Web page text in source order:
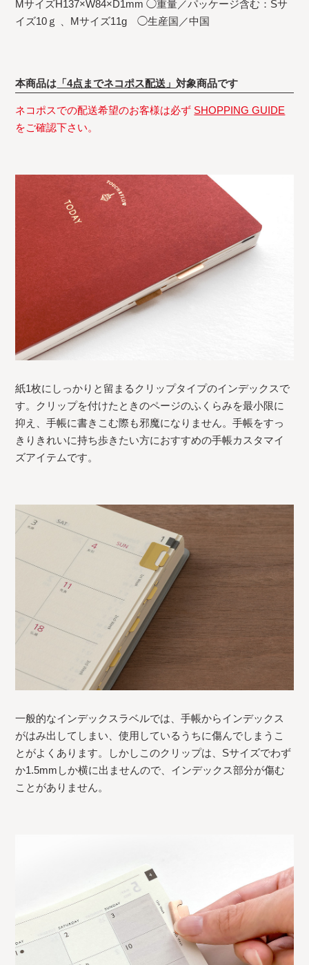
MサイズH137×W84×D1mm ◯重量／パッケージ含む：Sサ
イズ10ｇ 、Mサイズ11g ◯生産国／中国
本商品は 「4点までネコポス配送」対象商品です
ネコポスでの配送希望のお客様は必ず SHOPPING GUIDE
をご確認下さい。
紙1枚にしっかりと留まるクリップタイプのインデックスで
す。クリップを付けたときのページのふくらみを最小限に
抑え、手帳に書きこむ際も邪魔になりません。手帳をすっ
きりきれいに持ち歩きたい方におすすめの手帳カスタマイ
ズアイテムです。
一般的なインデックスラベルでは、手帳からインデックス
がはみ出してしまい、使用しているうちに傷んでしまうこ
とがよくあります。しかしこのクリップは、Sサイズでわず
か1.5mmしか横に出ませんので、インデックス部分が傷む
ことがありません。